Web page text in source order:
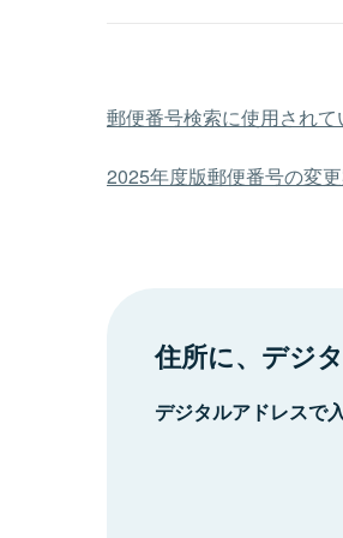
郵便番号検索に使用され
2025年度版郵便番号の変
住所に、デジ
デジタルアドレスで